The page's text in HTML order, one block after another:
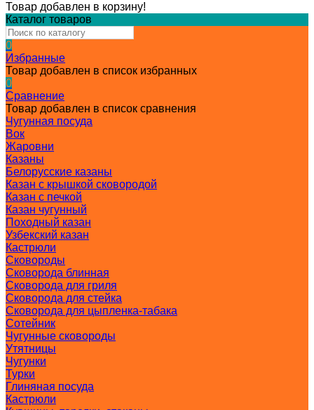
Товар добавлен в корзину!
Каталог товаров
0
Избранные
Товар добавлен в список избранных
0
Сравнение
Товар добавлен в список сравнения
Чугунная посуда
Вок
Жаровни
Казаны
Белорусские казаны
Казан с крышкой сковородой
Казан с печкой
Казан чугунный
Походный казан
Узбекский казан
Кастрюли
Сковороды
Сковорода блинная
Сковорода для гриля
Сковорода для стейка
Сковорода для цыпленка-табака
Сотейник
Чугунные сковороды
Утятницы
Чугунки
Турки
Глиняная посуда
Кастрюли